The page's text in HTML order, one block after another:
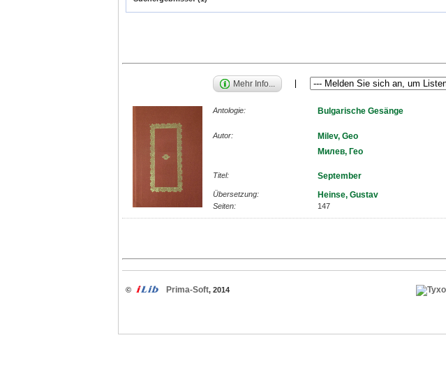
Mehr Info...
Antologie: Bulgarische Gesänge
Autor:
Milev, Geo
Милев, Гео
Titel: September
Übersetzung: Heinse, Gustav
Seiten: 147
© Prima-Soft, 2014